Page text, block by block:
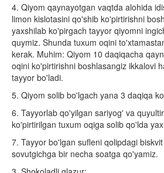
4. Qiyom qaynayotgan vaqtda alohida
limon kislotasini qo'shib ko'pirtirishni
yaxshilab ko'pirgach tayyor qiyomni
quymiz. Shunda tuxum oqini
kerak. Muhim: Qiyom 10 daqiqacha
oqini ko'pirtirishni boshlasangiz ikkalovi
tayyor bo'ladi.
5. Qiyom solib bo'lgach yana 3 daqiqa
6. Tayyorlab qo'yilgan sariyog' va
ko'pirtirilgan tuxum oqiga solib qo'lda
7. Tayyor bo'lgan sufleni qolipdagi
sovutgichga bir necha soatga qo'yamiz.